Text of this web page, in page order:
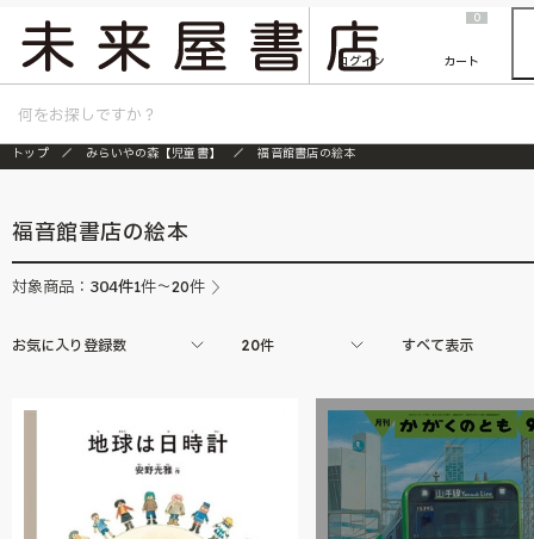
『ONE PIECE magazine 021 ONE PIECEカード付き同梱版』発売延期のご案内
ログイン
0
カート
トップ みらいやの森【児童書】 福音館書店の絵本
福音館書店の絵本
対象商品： 304件1件～20件
お気に入り登録数 20件 すべて表示